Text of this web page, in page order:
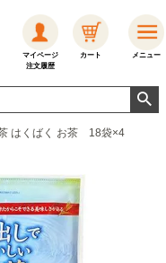
マイページ
注文履歴
カート メニュー
はくばく お茶 18袋×4